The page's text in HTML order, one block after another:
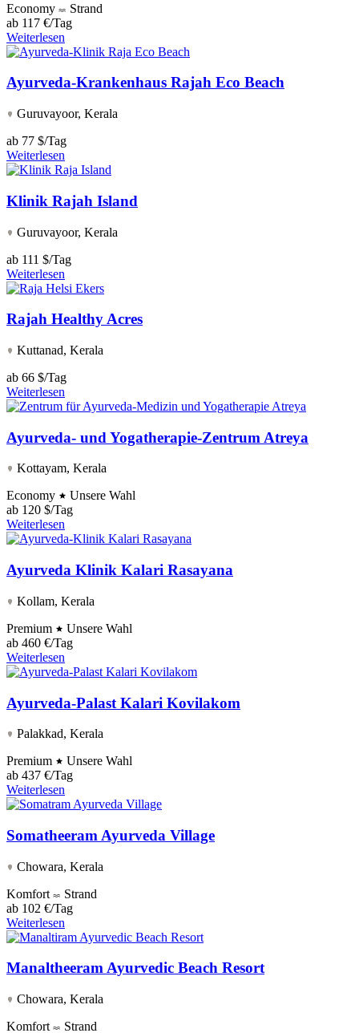
Economy
Strand
ab 117 €/Tag
Weiterlesen
Ayurveda-Krankenhaus Rajah Eco Beach
Guruvayoor, Kerala
ab 77 $/Tag
Weiterlesen
Klinik Rajah Island
Guruvayoor, Kerala
ab 111 $/Tag
Weiterlesen
Rajah Healthy Acres
Kuttanad, Kerala
ab 66 $/Tag
Weiterlesen
Ayurveda- und Yogatherapie-Zentrum Atreya
Kottayam, Kerala
Economy
Unsere Wahl
ab 120 $/Tag
Weiterlesen
Ayurveda Klinik Kalari Rasayana
Kollam, Kerala
Premium
Unsere Wahl
ab 460 €/Tag
Weiterlesen
Ayurveda-Palast Kalari Kovilakom
Palakkad, Kerala
Premium
Unsere Wahl
ab 437 €/Tag
Weiterlesen
Somatheeram Ayurveda Village
Chowara, Kerala
Komfort
Strand
ab 102 €/Tag
Weiterlesen
Manaltheeram Ayurvedic Beach Resort
Chowara, Kerala
Komfort
Strand